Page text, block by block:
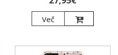
Več